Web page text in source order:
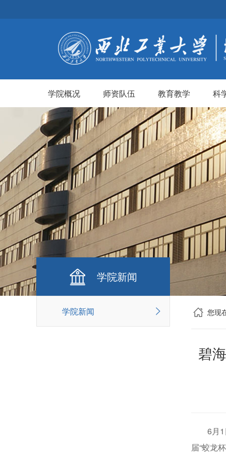
学院概况 师资队伍 教育教学 科
学院新闻
学院新闻 您现
碧
6月
届“蛟龙